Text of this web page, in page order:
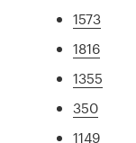
1573
1816
1355
350
1149